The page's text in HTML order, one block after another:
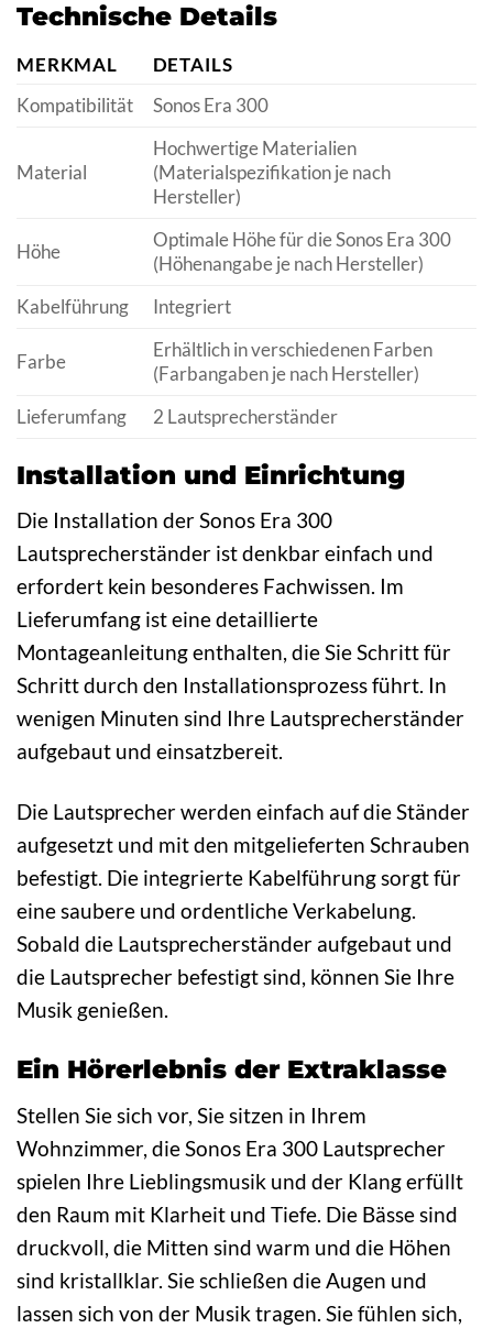
Technische Details
MERKMAL
DETAILS
Kompatibilität
Sonos Era 300
Material
Hochwertige Materialien
(Materialspezifikation je nach
Hersteller)
Höhe
Optimale Höhe für die Sonos Era 300
(Höhenangabe je nach Hersteller)
Kabelführung
Integriert
Farbe
Erhältlich in verschiedenen Farben
(Farbangaben je nach Hersteller)
Lieferumfang
2 Lautsprecherständer
Installation und Einrichtung
Die Installation der Sonos Era 300
Lautsprecherständer ist denkbar einfach und
erfordert kein besonderes Fachwissen. Im
Lieferumfang ist eine detaillierte
Montageanleitung enthalten, die Sie Schritt für
Schritt durch den Installationsprozess führt. In
wenigen Minuten sind Ihre Lautsprecherständer
aufgebaut und einsatzbereit.
Die Lautsprecher werden einfach auf die Ständer
aufgesetzt und mit den mitgelieferten Schrauben
befestigt. Die integrierte Kabelführung sorgt für
eine saubere und ordentliche Verkabelung.
Sobald die Lautsprecherständer aufgebaut und
die Lautsprecher befestigt sind, können Sie Ihre
Musik genießen.
Ein Hörerlebnis der Extraklasse
Stellen Sie sich vor, Sie sitzen in Ihrem
Wohnzimmer, die Sonos Era 300 Lautsprecher
spielen Ihre Lieblingsmusik und der Klang erfüllt
den Raum mit Klarheit und Tiefe. Die Bässe sind
druckvoll, die Mitten sind warm und die Höhen
sind kristallklar. Sie schließen die Augen und
lassen sich von der Musik tragen. Sie fühlen sich,